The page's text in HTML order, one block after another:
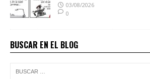
03/08/2026
0
BUSCAR EN EL BLOG